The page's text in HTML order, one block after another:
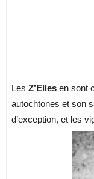
Les Z’Elles en sont
autochtones et son
d’exception, et les